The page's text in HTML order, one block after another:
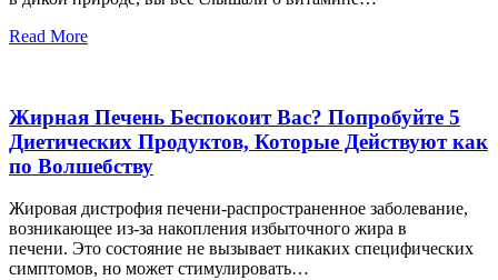
Read More
Жирная Печень Беспокоит Вас? Попробуйте 5
Диетических Продуктов, Которые Действуют как
по Волшебству
Жировая дистрофия печени-распространенное заболевание,
возникающее из-за накопления избыточного жира в
печени. Это состояние не вызывает никаких специфических
симптомов, но может стимулировать…